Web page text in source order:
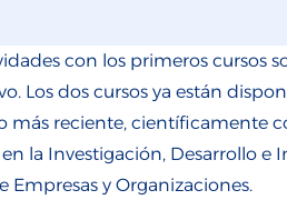
con los primeros cursos
Los dos cursos ya están
más reciente, científicamente
la Investigación, Desarrollo e
Empresas y Organizaciones.